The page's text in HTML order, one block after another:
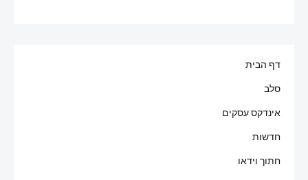
דף הבית
סלב
אינדקס עסקים
חדשות
חתוך וידאו